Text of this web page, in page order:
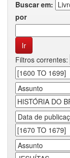
Buscar em:
por
Filtros correntes: